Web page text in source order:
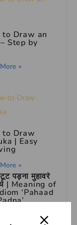
to Draw an
Step by
»
to Draw
| Easy
»
पड़ना मुहावरे
| Meaning of
‘Pahaad